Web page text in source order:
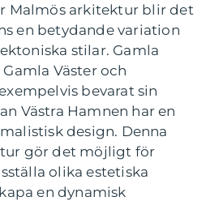
Malmös arkitektur blir det
en betydande variation
stilar. Gamla
Väster och
bevarat sin
Västra Hamnen har en
design. Denna
gör det möjligt för
olika estetiska
en dynamisk